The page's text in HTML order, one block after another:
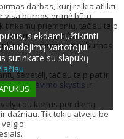
darbas, kurį reikia atlikti
visa burnos ertmė būtų
tinkamų priemonių, tačiau taip
tartis su savo burnos
prižiūrėti savo burnos
šepetėlį, tačiau taip pat ir
skalavimo skystis ir
du kartus per dieną,
dažniau. Tik tokiu atveju be
siekdami užtikrinti
naudojimą vartotojui.
sutinkate su slapukų